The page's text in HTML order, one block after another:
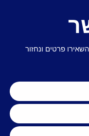
פרטים ונחזור